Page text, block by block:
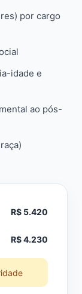
por cargo
idade e
ao pós-
R$ 5.420
R$ 4.230